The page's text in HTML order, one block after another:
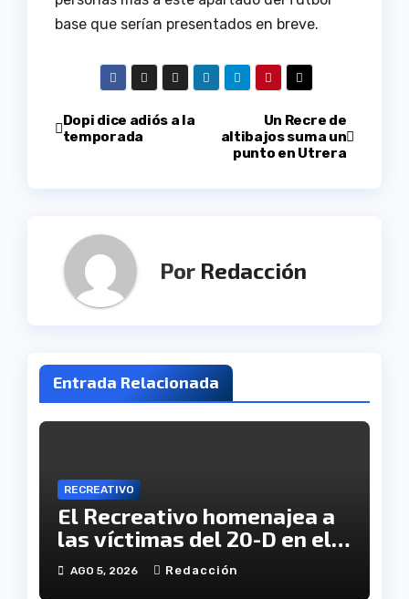
base que serían presentados en breve.
Navegación
Un Recre de
altibajos suma un
punto en Utrera
Dopi dice adiós a la
temporada
Por Redacción
Entrada Relacionada
RECREATIVO
El Recreativo homenajea a
las víctimas del 20-D en el
XX aniversario de la
tragedia
AGO 5, 2026 Redacción